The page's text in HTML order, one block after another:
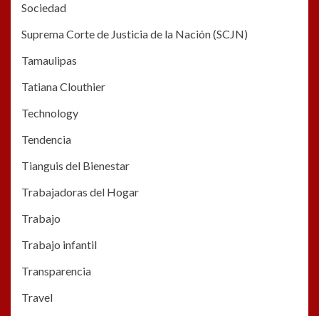
Sociedad
Suprema Corte de Justicia de la Nación (SCJN)
Tamaulipas
Tatiana Clouthier
Technology
Tendencia
Tianguis del Bienestar
Trabajadoras del Hogar
Trabajo
Trabajo infantil
Transparencia
Travel